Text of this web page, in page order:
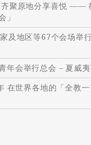
齐聚原地分享喜悦 ——
」
及地区等67个会场举
年会举行总会 – 夏威
在世界各地的「全教